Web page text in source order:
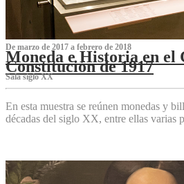
De marzo de 2017 a febrero de 2018
Moneda e Historia en el
Constitución de 1917
Sala siglo XX
En esta muestra se reúnen monedas y
décadas del siglo XX, entre ellas varias